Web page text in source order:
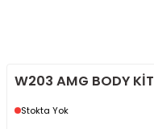
W203 AMG BODY KİT
Stokta Yok